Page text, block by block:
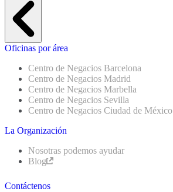
Oficinas por área
Centro de Negacios Barcelona
Centro de Negacios Madrid
Centro de Negacios Marbella
Centro de Negacios Sevilla
Centro de Negacios Ciudad de México
La Organización
Nosotras podemos ayudar
Blog
Contáctenos